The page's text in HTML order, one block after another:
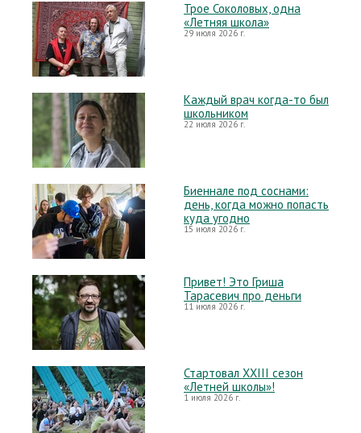
Трое Соколовых, одна
«Летняя школа»
29 июля 2026 г.
Каждый врач когда-то был
школьником
22 июля 2026 г.
Биеннале под соснами:
день, когда можно попасть
куда угодно
15 июля 2026 г.
Привет! Это Гриша
Тарасевич про деньги
11 июля 2026 г.
Стартовал XXIII сезон
«Летней школы»!
1 июля 2026 г.